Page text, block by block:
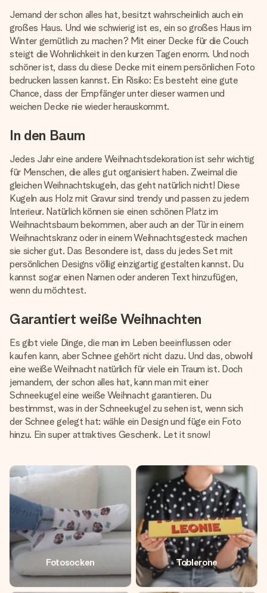
Jemand der schon alles hat, besitzt wahrscheinlich auch ein
großes Haus. Und wie schwierig ist es, ein so großes Haus im
Winter gemütlich zu machen? Mit einer Decke für die Couch
steigt die Wohnlichkeit in den kurzen Tagen enorm. Und noch
schöner ist, dass du diese Decke mit einem persönlichen Foto
bedrucken lassen kannst. Ein Risiko: Es besteht eine gute
Chance, dass der Empfänger unter dieser warmen und
weichen Decke nie wieder herauskommt.
In den Baum
Jedes Jahr eine andere Weihnachtsdekoration ist sehr wichtig
für Menschen, die alles gut organisiert haben. Zweimal die
gleichen Weihnachtskugeln, das geht natürlich nicht! Diese
Kugeln aus Holz mit Gravur sind trendy und passen zu jedem
Interieur. Natürlich können sie einen schönen Platz im
Weihnachtsbaum bekommen, aber auch an der Tür in einem
Weihnachtskranz oder in einem Weihnachtsgesteck machen
sie sicher gut. Das Besondere ist, dass du jedes Set mit
persönlichen Designs völlig einzigartig gestalten kannst. Du
kannst sogar einen Namen oder anderen Text hinzufügen,
wenn du möchtest.
Garantiert weiße Weihnachten
Es gibt viele Dinge, die man im Leben beeinflussen oder
kaufen kann, aber Schnee gehört nicht dazu. Und das, obwohl
eine weiße Weihnacht natürlich für viele ein Traum ist. Doch
jemandem, der schon alles hat, kann man mit einer
Schneekugel eine weiße Weihnacht garantieren. Du
bestimmst, was in der Schneekugel zu sehen ist, wenn sich
der Schnee gelegt hat: wähle ein Design und füge ein Foto
hinzu. Ein super attraktives Geschenk. Let it snow!
Fotosocken Toblerone